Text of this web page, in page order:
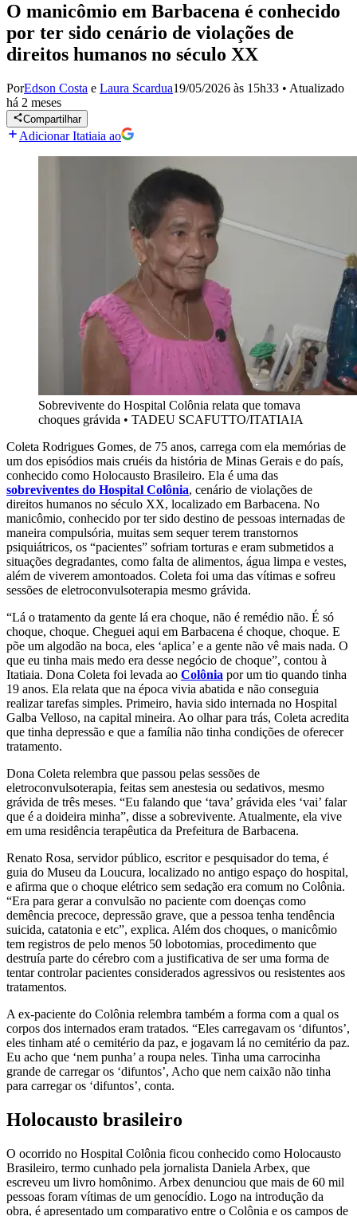
O manicômio em Barbacena é conhecido
por ter sido cenário de violações de
direitos humanos no século XX
PorEdson Costa e Laura Scardua19/05/2026 às 15h33 • Atualizado
há 2 meses
Compartilhar
Adicionar Itatiaia ao
Sobrevivente do Hospital Colônia relata que tomava
choques grávida • TADEU SCAFUTTO/ITATIAIA
Coleta Rodrigues Gomes, de 75 anos, carrega com ela memórias de
um dos episódios mais cruéis da história de Minas Gerais e do país,
conhecido como Holocausto Brasileiro. Ela é uma das
sobreviventes do Hospital Colônia, cenário de violações de
direitos humanos no século XX, localizado em Barbacena. No
manicômio, conhecido por ter sido destino de pessoas internadas de
maneira compulsória, muitas sem sequer terem transtornos
psiquiátricos, os “pacientes” sofriam torturas e eram submetidos a
situações degradantes, como falta de alimentos, água limpa e vestes,
além de viverem amontoados. Coleta foi uma das vítimas e sofreu
sessões de eletroconvulsoterapia mesmo grávida.
“Lá o tratamento da gente lá era choque, não é remédio não. É só
choque, choque. Cheguei aqui em Barbacena é choque, choque. E
põe um algodão na boca, eles ‘aplica’ e a gente não vê mais nada. O
que eu tinha mais medo era desse negócio de choque”, contou à
Itatiaia. Dona Coleta foi levada ao Colônia por um tio quando tinha
19 anos. Ela relata que na época vivia abatida e não conseguia
realizar tarefas simples. Primeiro, havia sido internada no Hospital
Galba Velloso, na capital mineira. Ao olhar para trás, Coleta acredita
que tinha depressão e que a família não tinha condições de oferecer
tratamento.
Dona Coleta relembra que passou pelas sessões de
eletroconvulsoterapia, feitas sem anestesia ou sedativos, mesmo
grávida de três meses. “Eu falando que ‘tava’ grávida eles ‘vai’ falar
que é a doideira minha”, disse a sobrevivente. Atualmente, ela vive
em uma residência terapêutica da Prefeitura de Barbacena.
Renato Rosa, servidor público, escritor e pesquisador do tema, é
guia do Museu da Loucura, localizado no antigo espaço do hospital,
e afirma que o choque elétrico sem sedação era comum no Colônia.
“Era para gerar a convulsão no paciente com doenças como
demência precoce, depressão grave, que a pessoa tenha tendência
suicida, catatonia e etc”, explica. Além dos choques, o manicômio
tem registros de pelo menos 50 lobotomias, procedimento que
destruía parte do cérebro com a justificativa de ser uma forma de
tentar controlar pacientes considerados agressivos ou resistentes aos
tratamentos.
A ex-paciente do Colônia relembra também a forma com a qual os
corpos dos internados eram tratados. “Eles carregavam os ‘difuntos’,
eles tinham até o cemitério da paz, e jogavam lá no cemitério da paz.
Eu acho que ‘nem punha’ a roupa neles. Tinha uma carrocinha
grande de carregar os ‘difuntos’, Acho que nem caixão não tinha
para carregar os ‘difuntos’, conta.
Holocausto brasileiro
O ocorrido no Hospital Colônia ficou conhecido como Holocausto
Brasileiro, termo cunhado pela jornalista Daniela Arbex, que
escreveu um livro homônimo. Arbex denunciou que mais de 60 mil
pessoas foram vítimas de um genocídio. Logo na introdução da
obra, é apresentado um comparativo entre o Colônia e os campos de